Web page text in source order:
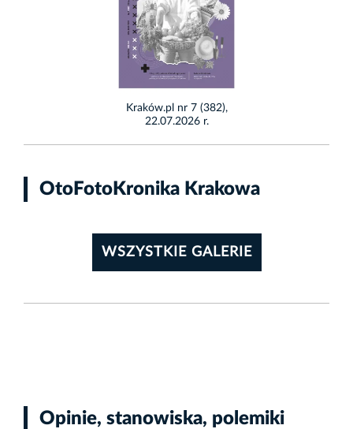
Kraków.pl nr 7 (382),
22.07.2026 r.
OtoFotoKronika Krakowa
WSZYSTKIE GALERIE
Opinie, stanowiska, polemiki